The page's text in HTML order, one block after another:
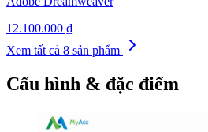
12.100.000 ₫
Xem tất cả 8 sản phẩm
Cấu hình & đặc điểm